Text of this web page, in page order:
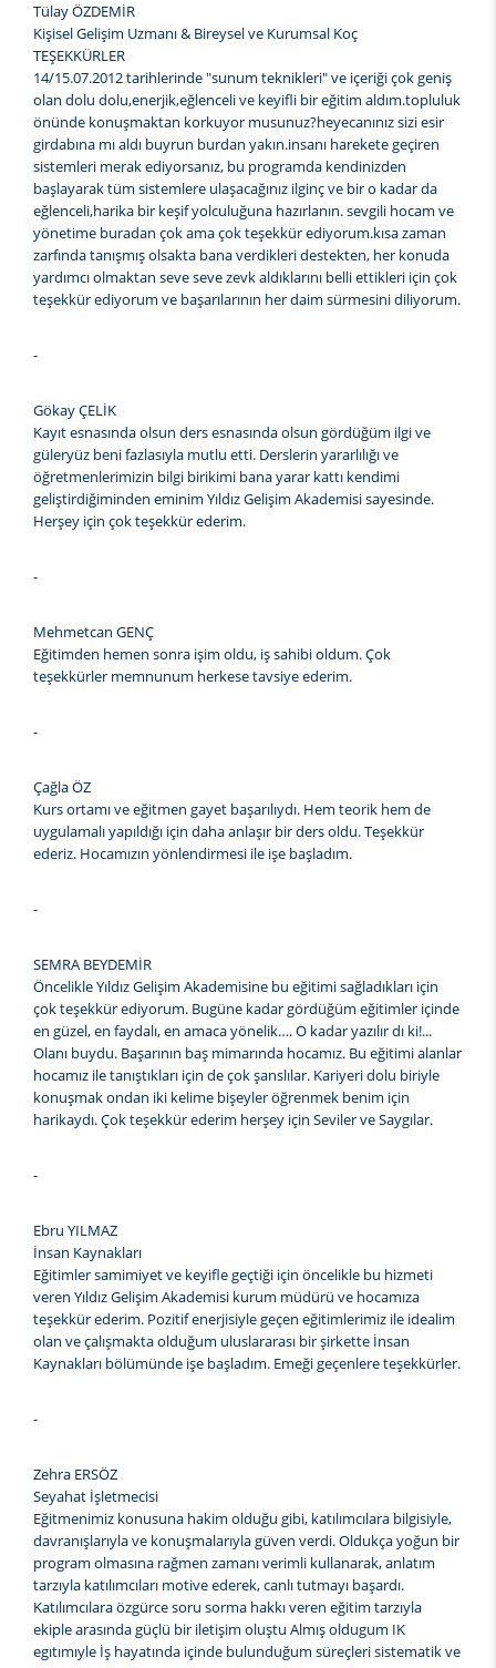
Tülay ÖZDEMİR
Kişisel Gelişim Uzmanı & Bireysel ve Kurumsal Koç
TEŞEKKÜRLER
14/15.07.2012 tarihlerinde "sunum teknikleri" ve içeriği çok geniş
olan dolu dolu,enerjik,eğlenceli ve keyifli bir eğitim aldım.topluluk
önünde konuşmaktan korkuyor musunuz?heyecanınız sizi esir
girdabına mı aldı buyrun burdan yakın.insanı harekete geçiren
sistemleri merak ediyorsanız, bu programda kendinizden
başlayarak tüm sistemlere ulaşacağınız ilginç ve bir o kadar da
eğlenceli,harika bir keşif yolculuğuna hazırlanın. sevgili hocam ve
yönetime buradan çok ama çok teşekkür ediyorum.kısa zaman
zarfında tanışmış olsakta bana verdikleri destekten, her konuda
yardımcı olmaktan seve seve zevk aldıklarını belli ettikleri için çok
teşekkür ediyorum ve başarılarının her daim sürmesini diliyorum.
-
Gökay ÇELİK
Kayıt esnasında olsun ders esnasında olsun gördüğüm ilgi ve
güleryüz beni fazlasıyla mutlu etti. Derslerin yararlılığı ve
öğretmenlerimizin bilgi birikimi bana yarar kattı kendimi
geliştirdiğiminden eminim Yıldız Gelişim Akademisi sayesinde.
Herşey için çok teşekkür ederim.
-
Mehmetcan GENÇ
Eğitimden hemen sonra işim oldu, iş sahibi oldum. Çok
teşekkürler memnunum herkese tavsiye ederim.
-
Çağla ÖZ
Kurs ortamı ve eğitmen gayet başarılıydı. Hem teorik hem de
uygulamalı yapıldığı için daha anlaşır bir ders oldu. Teşekkür
ederiz. Hocamızın yönlendirmesi ile işe başladım.
-
SEMRA BEYDEMİR
Öncelikle Yıldız Gelişim Akademisine bu eğitimi sağladıkları için
çok teşekkür ediyorum. Bugüne kadar gördüğüm eğitimler içinde
en güzel, en faydalı, en amaca yönelik…. O kadar yazılır dı ki!...
Olanı buydu. Başarının baş mimarında hocamız. Bu eğitimi alanlar
hocamız ile tanıştıkları için de çok şanslılar. Kariyeri dolu biriyle
konuşmak ondan iki kelime bişeyler öğrenmek benim için
harikaydı. Çok teşekkür ederim herşey için Seviler ve Saygılar.
-
Ebru YILMAZ
İnsan Kaynakları
Eğitimler samimiyet ve keyifle geçtiği için öncelikle bu hizmeti
veren Yıldız Gelişim Akademisi kurum müdürü ve hocamıza
teşekkür ederim. Pozitif enerjisiyle geçen eğitimlerimiz ile idealim
olan ve çalışmakta olduğum uluslararası bir şirkette İnsan
Kaynakları bölümünde işe başladım. Emeği geçenlere teşekkürler.
-
Zehra ERSÖZ
Seyahat İşletmecisi
Eğitmenimiz konusuna hakim olduğu gibi, katılımcılara bilgisiyle,
davranışlarıyla ve konuşmalarıyla güven verdi. Oldukça yoğun bir
program olmasına rağmen zamanı verimli kullanarak, anlatım
tarzıyla katılımcıları motive ederek, canlı tutmayı başardı.
Katılımcılara özgürce soru sorma hakkı veren eğitim tarzıyla
ekiple arasında güçlü bir iletişim oluştu Almış oldugum IK
egıtımıyle İş hayatında içinde bulunduğum süreçleri sistematik ve